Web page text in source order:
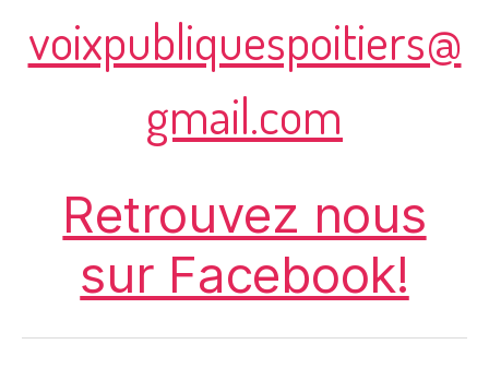
voixpubliquespoitiers@
gmail.com
Retrouvez nous
sur Facebook!